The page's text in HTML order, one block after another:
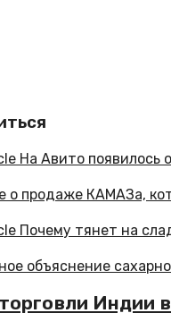
о продаже КАМАЗа,
объяснение
Индии